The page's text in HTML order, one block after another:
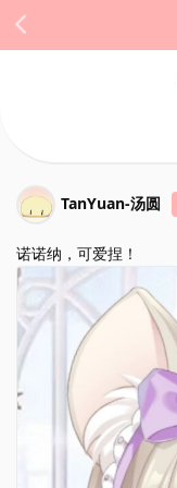
TanYuan-汤圆
诺诺纳，可爱捏！